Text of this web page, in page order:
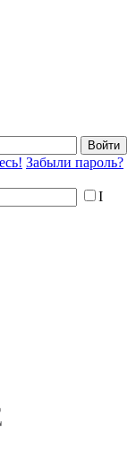
Войти
Забыли пароль?
I